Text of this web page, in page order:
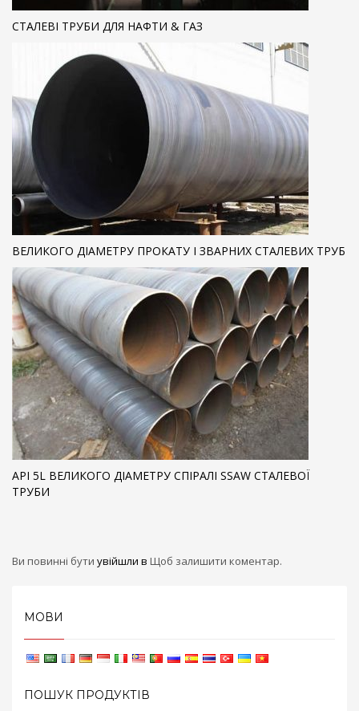
СТАЛЕВІ ТРУБИ ДЛЯ НАФТИ & ГАЗ
ВЕЛИКОГО ДІАМЕТРУ ПРОКАТУ І ЗВАРНИХ СТАЛЕВИХ ТРУБ
API 5L ВЕЛИКОГО ДІАМЕТРУ СПІРАЛІ SSAW СТАЛЕВОЇ
ТРУБИ
Ви повинні бути увійшли в Щоб залишити коментар.
МОВИ
ПОШУК ПРОДУКТІВ